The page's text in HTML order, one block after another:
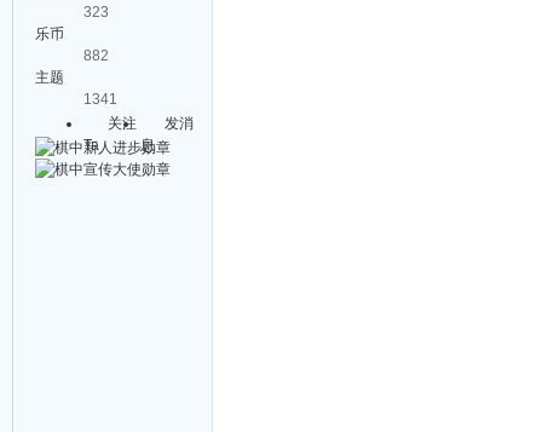
323
乐币
882
主题
1341
关注
Ta
发消
息